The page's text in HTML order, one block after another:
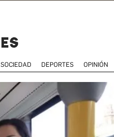
SOCIEDAD DEPORTES OPINIÓN